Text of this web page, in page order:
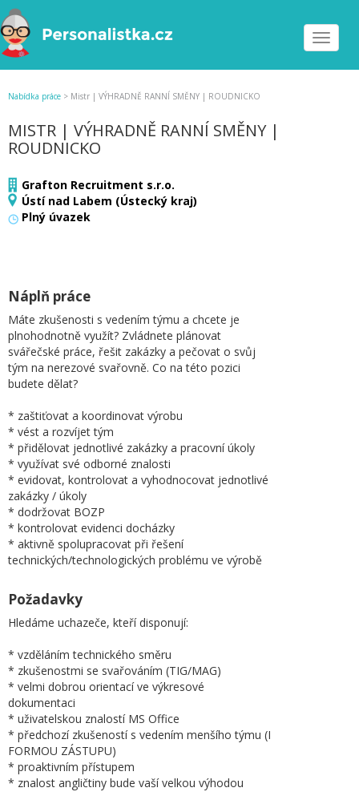
Toggle
Nabídka práce > Mistr | VÝHRADNĚ RANNÍ SMĚNY | ROUDNICKO
MISTR | VÝHRADNĚ RANNÍ SMĚNY |
ROUDNICKO
Grafton Recruitment s.r.o.
Ústí nad Labem (Ústecký kraj)
Plný úvazek
Náplň práce
Máte zkušenosti s vedením týmu a chcete je
plnohodnotně využít? Zvládnete plánovat
svářečské práce, řešit zakázky a pečovat o svůj
tým na nerezové svařovně. Co na této pozici
budete dělat?
* zaštiťovat a koordinovat výrobu
* vést a rozvíjet tým
* přidělovat jednotlivé zakázky a pracovní úkoly
* využívat své odborné znalosti
* evidovat, kontrolovat a vyhodnocovat jednotlivé
zakázky / úkoly
* dodržovat BOZP
* kontrolovat evidenci docházky
* aktivně spolupracovat při řešení
technických/technologických problému ve výrobě
Požadavky
Hledáme uchazeče, kteří disponují:
* vzděláním technického směru
* zkušenostmi se svařováním (TIG/MAG)
* velmi dobrou orientací ve výkresové
dokumentaci
* uživatelskou znalostí MS Office
* předchozí zkušeností s vedením menšího týmu (I
FORMOU ZÁSTUPU)
* proaktivním přístupem
* znalost angličtiny bude vaší velkou výhodou